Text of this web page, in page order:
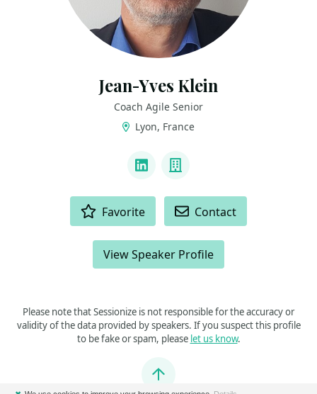
Jean-Yves Klein
Coach Agile Senior
Lyon, France
LinkedInCompany
Favorite Contact
View Speaker Profile
Please note that Sessionize is not responsible for the accuracy or
validity of the data provided by speakers. If you suspect this profile
to be fake or spam, please let us know.
Jump to top